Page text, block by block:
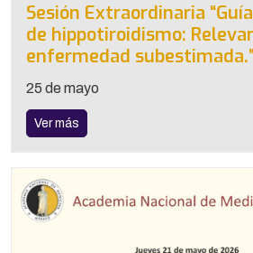
Sesión Extraordinaria
de hippotiroidismo:
enfermedad
25 de mayo
Ver más